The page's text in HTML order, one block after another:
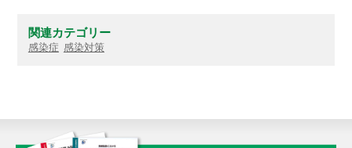
関連カテゴリー
感染症 感染対策